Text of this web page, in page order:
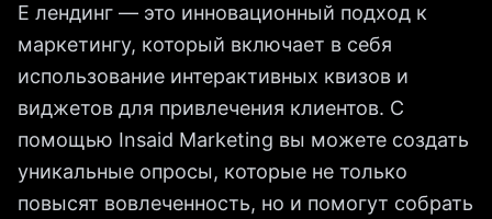
Е лендинг — это инновационный подход к
маркетингу, который включает в себя
использование интерактивных квизов и
виджетов для привлечения клиентов. С
помощью Insaid Marketing вы можете создать
уникальные опросы, которые не только
повысят вовлеченность, но и помогут собрать